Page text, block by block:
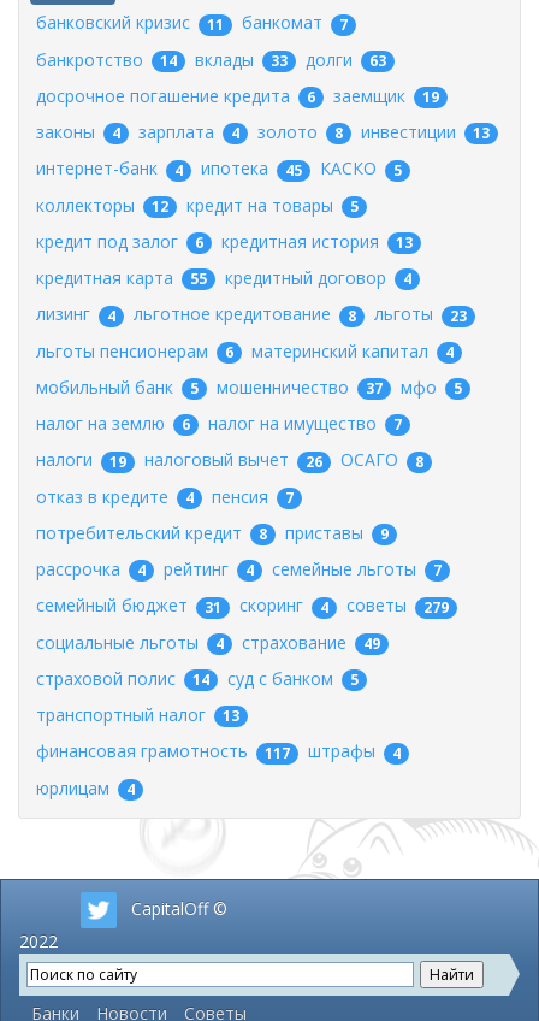
банковский кризис 11 банкомат 7
банкротство 14 вклады 33 долги 63
досрочное погашение кредита 6 заемщик 19
законы 4 зарплата 4 золото 8 инвестиции 13
интернет-банк 4 ипотека 45 КАСКО 5
коллекторы 12 кредит на товары 5
кредит под залог 6 кредитная история 13
кредитная карта 55 кредитный договор 4
лизинг 4 льготное кредитование 8 льготы 23
льготы пенсионерам 6 материнский капитал 4
мобильный банк 5 мошенничество 37 мфо 5
налог на землю 6 налог на имущество 7
налоги 19 налоговый вычет 26 ОСАГО 8
отказ в кредите 4 пенсия 7
потребительский кредит 8 приставы 9
рассрочка 4 рейтинг 4 семейные льготы 7
семейный бюджет 31 скоринг 4 советы 279
социальные льготы 4 страхование 49
страховой полис 14 суд с банком 5
транспортный налог 13
финансовая грамотность 117 штрафы 4
юрлицам 4
CapitalOff ©
2022
Банки Новости Советы